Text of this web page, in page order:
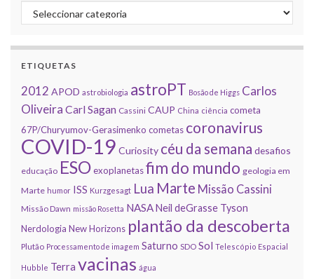
Categorias
ETIQUETAS
2012 APOD astrobiologia astroPT Bosão de Higgs Carlos
Oliveira Carl Sagan Cassini CAUP China ciência cometa
67P/Churyumov-Gerasimenko cometas coronavirus
COVID-19 Curiosity céu da semana desafios
educação ESOexoplanetasfim do mundo geologia em
Marte humor ISS Kurzgesagt Lua Marte Missão Cassini
Missão Dawn missão Rosetta NASANeil deGrasse Tyson
Nerdologia New Horizons plantão da descoberta
Plutão Processamento de imagem Saturno SDO Sol Telescópio Espacial
Hubble Terra vacinas água